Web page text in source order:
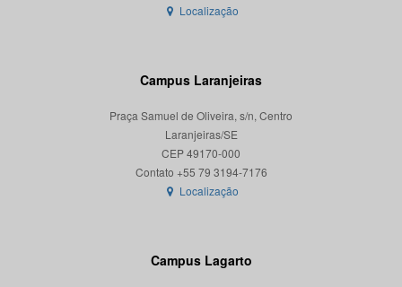
Localização
Campus Laranjeiras
Praça Samuel de Oliveira, s/n, Centro
Laranjeiras/SE
CEP 49170-000
Localização
Campus Lagarto